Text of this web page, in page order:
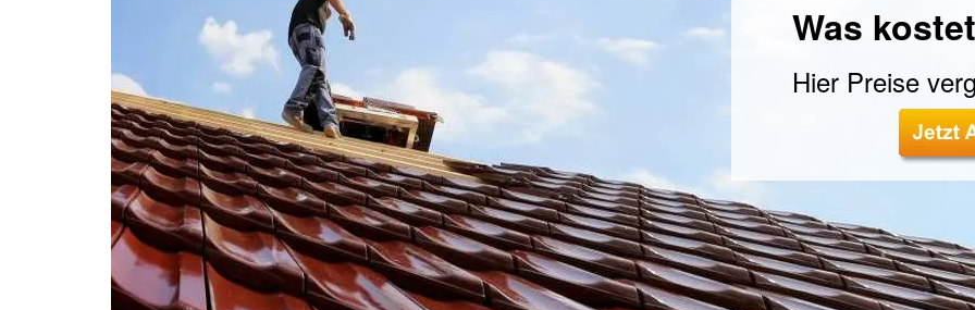
Was
Hier Preise